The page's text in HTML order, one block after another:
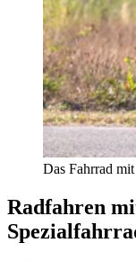
Das Fahrrad
Radfahren